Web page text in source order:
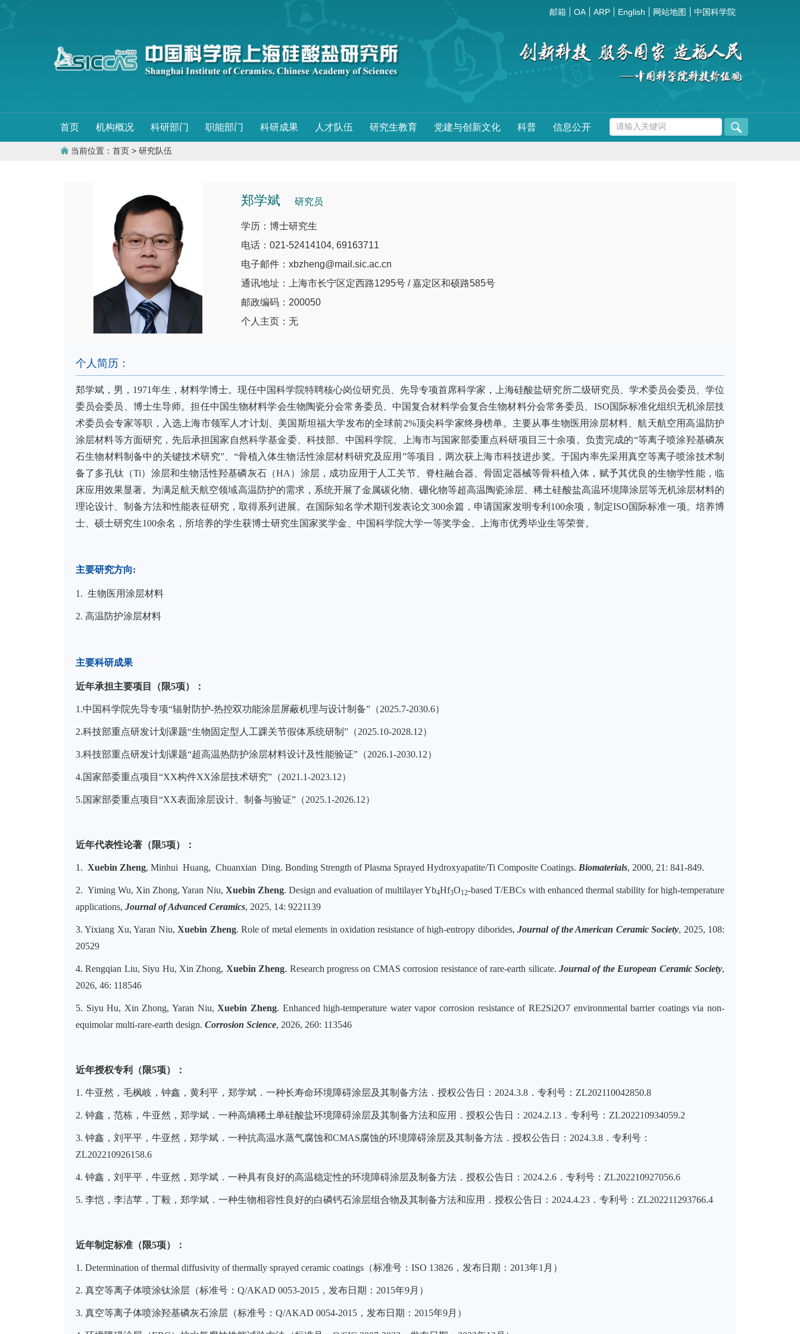
邮箱 OA ARP English 网站地图 中国科学院
首页 机构概况 科研部门 职能部门 科研成果 人才队伍 研究生教育 党建与创新文化 科普 信息公开
当前位置： 首页 > 研究队伍
郑学斌 研究员
学历：博士研究生
电话：021-52414104, 69163711
电子邮件：xbzheng@mail.sic.ac.cn
通讯地址：上海市长宁区定西路1295号 / 嘉定区和硕路585号
邮政编码：200050
个人主页：无
个人简历：
郑学斌，男，1971年生，材料学博士。现任中国科学院特聘核心岗位研究员、先导专项首席科学家，上海硅酸盐研究所二级研究员、学术委员会委员、学位
委员会委员、博士生导师。担任中国生物材料学会生物陶瓷分会常务委员、中国复合材料学会复合生物材料分会常务委员、ISO国际标准化组织无机涂层技
术委员会专家等职，入选上海市领军人才计划、美国斯坦福大学发布的全球前2%顶尖科学家终身榜单。主要从事生物医用涂层材料、航天航空用高温防护
涂层材料等方面研究，先后承担国家自然科学基金委、科技部、中国科学院、上海市与国家部委重点科研项目三十余项。负责完成的“等离子喷涂羟基磷灰
石生物材料制备中的关键技术研究”、“骨植入体生物活性涂层材料研究及应用”等项目，两次获上海市科技进步奖。于国内率先采用真空等离子喷涂技术制
备了多孔钛（Ti）涂层和生物活性羟基磷灰石（HA）涂层，成功应用于人工关节、脊柱融合器、骨固定器械等骨科植入体，赋予其优良的生物学性能，临
床应用效果显著。为满足航天航空领域高温防护的需求，系统开展了金属碳化物、硼化物等超高温陶瓷涂层、稀土硅酸盐高温环境障涂层等无机涂层材料的
理论设计、制备方法和性能表征研究，取得系列进展。在国际知名学术期刊发表论文300余篇，申请国家发明专利100余项，制定ISO国际标准一项。培养博
士、硕士研究生100余名，所培养的学生获博士研究生国家奖学金、中国科学院大学一等奖学金、上海市优秀毕业生等荣誉。
主要研究方向:
1. 生物医用涂层材料
2. 高温防护涂层材料
主要科研成果
近年承担主要项目（限5项）：
1.中国科学院先导专项“辐射防护-热控双功能涂层屏蔽机理与设计制备”（2025.7-2030.6）
2.科技部重点研发计划课题“生物固定型人工踝关节假体系统研制”（2025.10-2028.12）
3.科技部重点研发计划课题“超高温热防护涂层材料设计及性能验证”（2026.1-2030.12）
4.国家部委重点项目“XX构件XX涂层技术研究”（2021.1-2023.12）
5.国家部委重点项目“XX表面涂层设计、制备与验证”（2025.1-2026.12）
近年代表性论著（限5项）：
1. Xuebin Zheng, Minhui Huang, Chuanxian Ding. Bonding Strength of Plasma Sprayed Hydroxyapatite/Ti Composite Coatings. Biomaterials, 2000, 21: 841-849.
2. Yiming Wu, Xin Zhong, Yaran Niu, Xuebin Zheng. Design and evaluation of multilayer Yb4Hf3O12-based T/EBCs with enhanced thermal stability for high-temperature
applications, Journal of Advanced Ceramics, 2025, 14: 9221139
3. Yixiang Xu, Yaran Niu,Xuebin Zheng. Role of metal elements in oxidation resistance of high-entropy diborides,Journal of theAmerican Ceramic Society, 2025, 108:
20529
4. Rengqian Liu, Siyu Hu, Xin Zhong, Xuebin Zheng. Research progress on CMAS corrosion resistance of rare-earth silicate.Journal of the European Ceramic Society,
2026, 46: 118546
5. Siyu Hu, Xin Zhong, Yaran Niu,Xuebin Zheng. Enhanced high-temperature water vapor corrosion resistance of RE2Si2O7 environmental barrier coatings via non-
equimolar multi-rare-earth design. Corrosion Science, 2026, 260: 113546
近年授权专利（限5项）：
1. 牛亚然，毛枫岐，钟鑫，黄利平，郑学斌．一种长寿命环境障碍涂层及其制备方法．授权公告日：2024.3.8．专利号：ZL202110042850.8
2. 钟鑫，范栋，牛亚然，郑学斌．一种高熵稀土单硅酸盐环境障碍涂层及其制备方法和应用．授权公告日：2024.2.13．专利号：ZL202210934059.2
3. 钟鑫，刘平平，牛亚然，郑学斌．一种抗高温水蒸气腐蚀和CMAS腐蚀的环境障碍涂层及其制备方法．授权公告日：2024.3.8．专利号：
ZL202210926158.6
4. 钟鑫，刘平平，牛亚然，郑学斌．一种具有良好的高温稳定性的环境障碍涂层及制备方法．授权公告日：2024.2.6．专利号：ZL202210927056.6
5. 李恺，李洁苹，丁毅，郑学斌．一种生物相容性良好的白磷钙石涂层组合物及其制备方法和应用．授权公告日：2024.4.23．专利号：ZL202211293766.4
近年制定标准（限5项）：
1. Determination of thermal diffusivity of thermally sprayed ceramic coatings（标准号：ISO 13826，发布日期：2013年1月）
2. 真空等离子体喷涂钛涂层（标准号： Q/AKAD 0053-2015，发布日期：2015年9月）
3. 真空等离子体喷涂羟基磷灰石涂层（标准号： Q/AKAD 0054-2015，发布日期：2015年9月）